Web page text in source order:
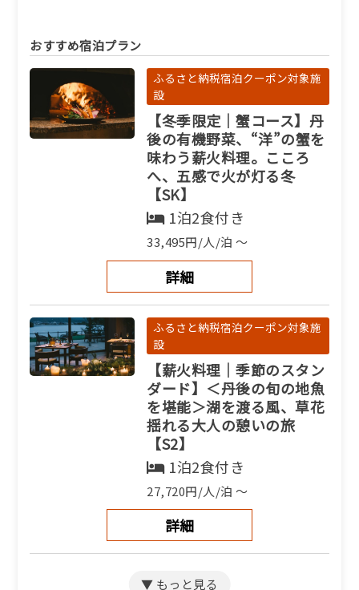
おすすめ宿泊プラン
ふるさと納税宿泊クーポン対象施
設
【冬季限定｜蟹コース】丹
後の有機野菜、“洋”の蟹を
味わう薪火料理。こころ
へ、五感で火が灯る冬
【SK】
1泊2食付き
33,495円/人/泊 ～
詳細
ふるさと納税宿泊クーポン対象施
設
【薪火料理｜季節のスタン
ダード】＜丹後の旬の地魚
を堪能＞湖を渡る風、草花
揺れる大人の憩いの旅
【S2】
1泊2食付き
27,720円/人/泊 ～
詳細
ふるさと納税宿泊クーポン対象施